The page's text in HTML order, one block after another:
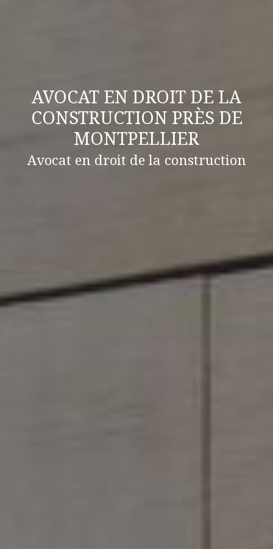
AVOCAT EN DROIT DE LA
CONSTRUCTION PRÈS DE
MONTPELLIER
Avocat en droit de la construction